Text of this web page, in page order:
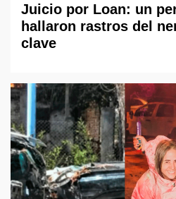
Juicio por Loan: un
hallaron rastros del
clave